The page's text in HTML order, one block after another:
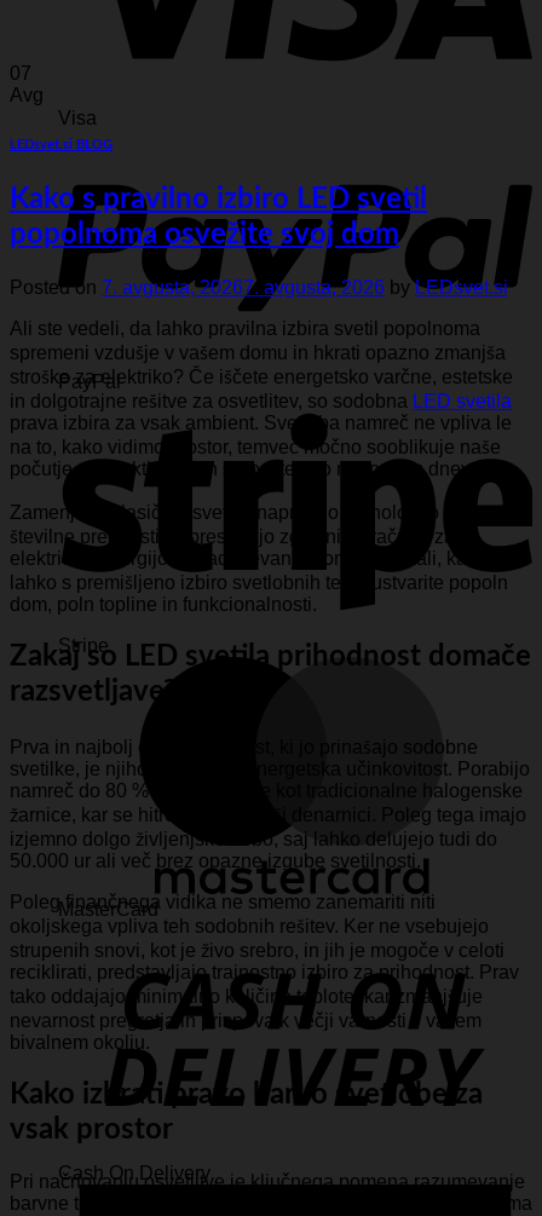
Visa
PayPal
Stripe
MasterCard
Cash On Delivery
07
Avg
LEDsvet.si BLOG
Kako s pravilno izbiro LED svetil
popolnoma osvežite svoj dom
Posted on 7. avgusta, 20267. avgusta, 2026 byLEDsvet.si
Ali ste vedeli, da lahko pravilna izbira svetil popolnoma
spremeni vzdušje v vašem domu in hkrati opazno zmanjša
stroške za elektriko? Če iščete energetsko varčne, estetske
in dolgotrajne rešitve za osvetlitev, so sodobna LED svetila
prava izbira za vsak ambient. Svetloba namreč ne vpliva le
na to, kako vidimo prostor, temveč močno sooblikuje naše
počutje, produktivnost in sprostitev po napornem dnevu.
Zamenjava klasičnih svetil z napredno tehnologijo prinaša
številne prednosti, ki presegajo zgolj nižje račune za
električno energijo. V nadaljevanju bomo raziskali, kako
lahko s premišljeno izbiro svetlobnih teles ustvarite popoln
dom, poln topline in funkcionalnosti.
Zakaj so LED svetila prihodnost domače
razsvetljave?
Prva in najbolj očitna prednost, ki jo prinašajo sodobne
svetilke, je njihova izjemna energetska učinkovitost. Porabijo
namreč do 80 % manj energije kot tradicionalne halogenske
žarnice, kar se hitro pozna v vaši denarnici. Poleg tega imajo
izjemno dolgo življenjsko dobo, saj lahko delujejo tudi do
50.000 ur ali več brez opazne izgube svetilnosti.
Poleg finančnega vidika ne smemo zanemariti niti
okoljskega vpliva teh sodobnih rešitev. Ker ne vsebujejo
strupenih snovi, kot je živo srebro, in jih je mogoče v celoti
reciklirati, predstavljajo trajnostno izbiro za prihodnost. Prav
tako oddajajo minimalno količino toplote, kar zmanjšuje
nevarnost pregretja in prispeva k večji varnosti v vašem
bivalnem okolju.
Kako izbrati pravo barvo svetlobe za
vsak prostor
Pri načrtovanju osvetlitve je ključnega pomena razumevanje
barvne temperature, ki jo merimo v Kelvinih (K). Svetloba ima